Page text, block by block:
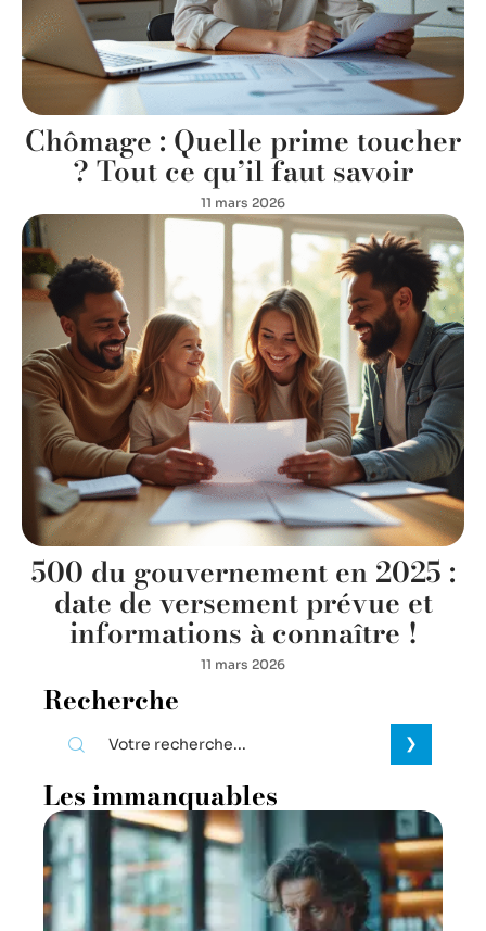
Chômage : Quelle prime toucher
? Tout ce qu’il faut savoir
11 mars 2026
500 du gouvernement en 2025 :
date de versement prévue et
informations à connaître !
11 mars 2026
Recherche
Les immanquables